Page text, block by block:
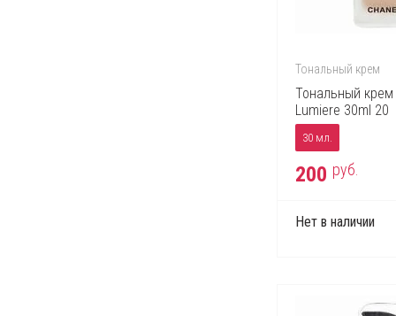
Тональный крем
Тональный
Lumiere 30ml 20
30 мл.
200 руб.
Нет в наличии